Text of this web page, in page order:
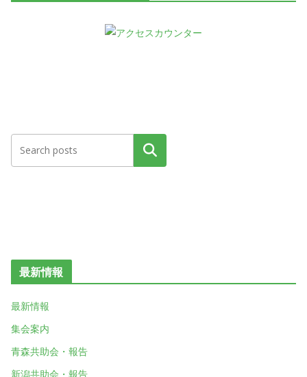
検索
最新情報
最新情報
集会案内
青森共助会・報告
新潟共助会・報告